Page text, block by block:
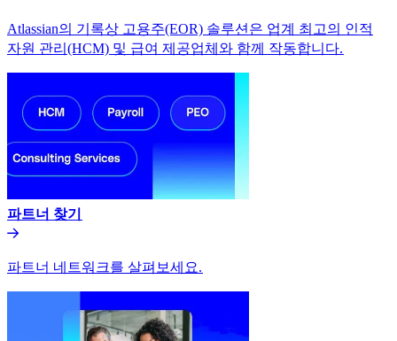
Atlassian의 기록상 고용주(EOR) 솔루션은 업계 최고의 인적
자원 관리(HCM) 및 급여 제공업체와 함께 작동합니다.​​
파트너 찾기​​
파트너 네트워크를 살펴보세요.​​